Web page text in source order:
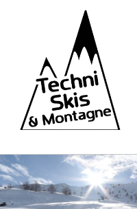
Accéder au contenu